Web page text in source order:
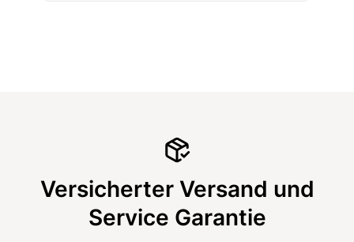
Versicherter Versand und
Service Garantie